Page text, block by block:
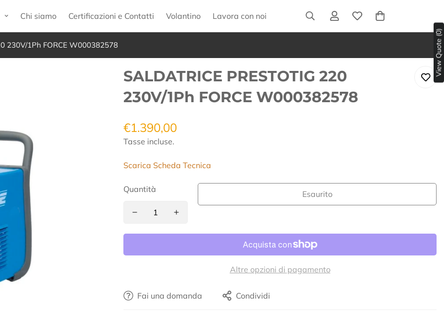
Chi siamo Certificazioni e Contatti Volantino Lavora con noi
230V/1Ph FORCE W000382578
SALDATRICE PRESTOTIG 220
230V/1Ph FORCE W000382578
Prezzo
regolare
€1.390,00
Tasse incluse.
Scarica Scheda Tecnica
Quantità Esaurito
Altre opzioni di pagamento
Fai una domanda Condividi
View Quote (0)